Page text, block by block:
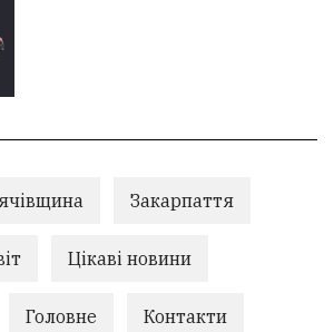
Закарпаття
Цікаві новини
Головне Контакти